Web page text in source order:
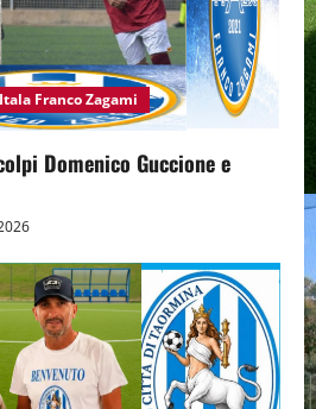
Franco Zagami
Domenico Guccione e